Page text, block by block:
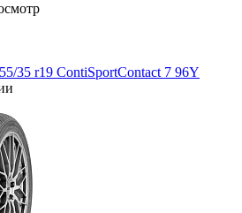
35 r19 ContiSportContact 7 96Y